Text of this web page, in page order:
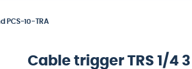
PCS-10-TRA
Cable trigger TRS 1/4 3